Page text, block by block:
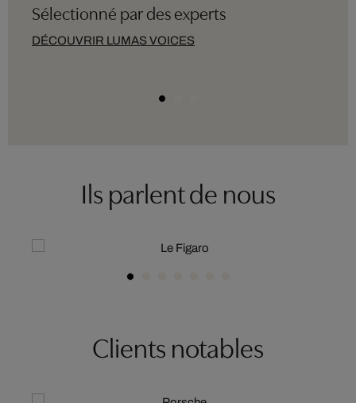
Sélectionné par des experts
DÉCOUVRIR LUMAS VOICES
Ils parlent de nous
Clients notables